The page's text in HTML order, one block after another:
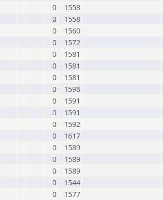
0
1558
0
1558
0
1560
0
1572
0
1581
0
1581
0
1581
0
1596
0
1591
0
1591
0
1592
0
1617
0
1589
0
1589
0
1589
0
1544
0
1577